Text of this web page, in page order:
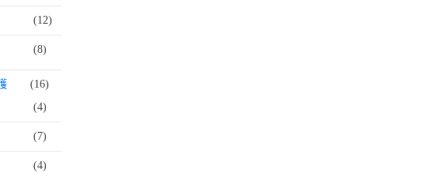
(12)
(8)
(16)
(4)
(7)
(4)